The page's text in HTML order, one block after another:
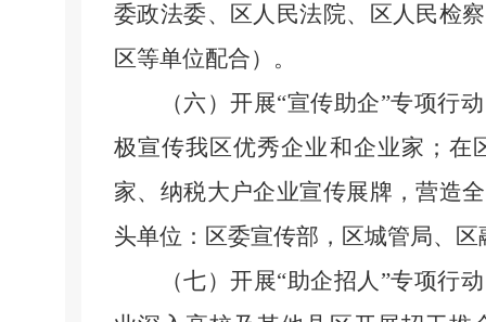
委政法委、区人民法院、区人民检
区等单位配合）。
（六）开展“宣传助企”专项行
极宣传我区优秀企业和企业家；在
家、纳税大户企业宣传展牌，营造
头单位：区委宣传部，区城管局、
（七）开展“助企招人”专项行